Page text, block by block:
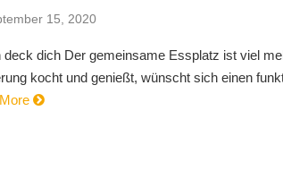
15, 2020
deck dich Der gemeinsame Essplatz ist viel
kocht und genießt, wünscht sich einen